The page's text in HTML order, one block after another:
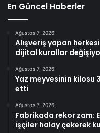
En Güncel Haberler
Ağustos 7, 2026
Alışveriş yapan
dijital kurallar
Ağustos 7, 2026
Yaz meyvesinin kilosu
etti
Ağustos 7, 2026
Fabrikada rekor zam:
işçiler halay çekerek